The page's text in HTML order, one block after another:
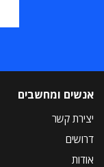
אנשים ומחשבים
יצירת קשר
דרושים
אודות